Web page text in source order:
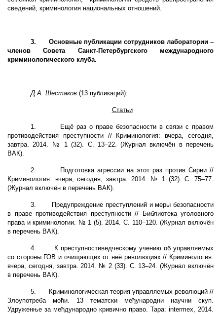
сведений, криминология национальных отношений.
3.
Основные публикации сотрудников лаборатории –
членов Совета Санкт-Петербургского международного
криминологического клуба.
Д.А. Шестаков(13 публикаций):
Статьи
1.
Ещё раз о праве безопасности в связи с правом
противодействия преступности // Криминология: вчера, сегодня,
завтра. 2014. № 1 (32). С. 13–22. (Журнал включён в перечень
ВАК).
2.
Подготовка агрессии на этот раз против Сирии //
Криминология: вчера, сегодня, завтра. 2014. № 1 (32). С. 75–77.
(Журнал включён в перечень ВАК).
3.
Предупреждение преступлений и меры безопасности
в праве противодействия преступности // Библиотека уголовного
права и криминологии. № 1 (5). 2014. С. 110–120. (Журнал включён
в перечень ВАК).
4.
К преступностиведческому учению об управляемых
со стороны ГОВ и очищающих от неё революциях // Криминология:
вчера, сегодня, завтра. 2014. № 2 (33). С. 13–24. (Журнал включён
в перечень ВАК).
5.
Криминологическая теория управляемых революций //
Злоупотреба моћи. 13 тематски међународни научни скуп.
Удруженње за мећдународно кривично право. Тара: intermex, 2014.